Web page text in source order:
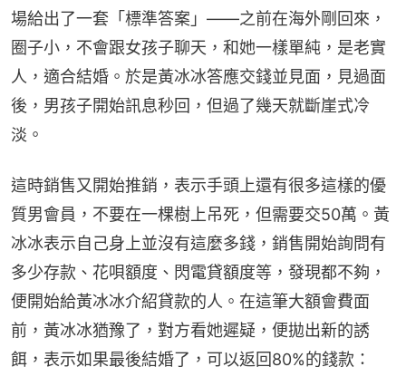
場給出了一套「標準答案」——之前在海外剛回來，
圈子小，不會跟女孩子聊天，和她一樣單純，是老實
人，適合結婚。於是黃冰冰答應交錢並見面，見過面
後，男孩子開始訊息秒回，但過了幾天就斷崖式冷
淡。
這時銷售又開始推銷，表示手頭上還有很多這樣的優
質男會員，不要在一棵樹上吊死，但需要交50萬。黃
冰冰表示自己身上並沒有這麼多錢，銷售開始詢問有
多少存款、花唄額度、閃電貸額度等，發現都不夠，
便開始給黃冰冰介紹貸款的人。在這筆大額會費面
前，黃冰冰猶豫了，對方看她遲疑，便拋出新的誘
餌，表示如果最後結婚了，可以返回80%的錢款：